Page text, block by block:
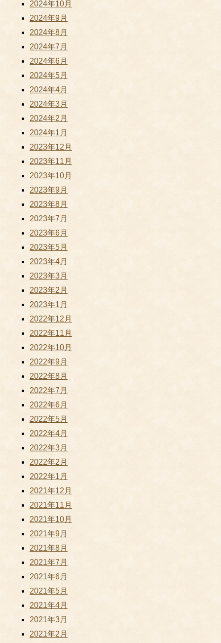
2024年10月
2024年9月
2024年8月
2024年7月
2024年6月
2024年5月
2024年4月
2024年3月
2024年2月
2024年1月
2023年12月
2023年11月
2023年10月
2023年9月
2023年8月
2023年7月
2023年6月
2023年5月
2023年4月
2023年3月
2023年2月
2023年1月
2022年12月
2022年11月
2022年10月
2022年9月
2022年8月
2022年7月
2022年6月
2022年5月
2022年4月
2022年3月
2022年2月
2022年1月
2021年12月
2021年11月
2021年10月
2021年9月
2021年8月
2021年7月
2021年6月
2021年5月
2021年4月
2021年3月
2021年2月